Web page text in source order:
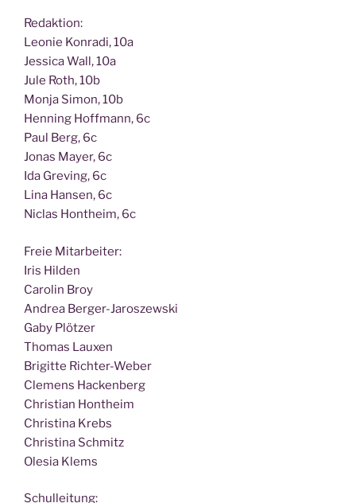
Redak­ti­on:
Leo­nie Kon­ra­di, 10a
Jes­si­ca Wall, 10a
Jule Roth, 10b
Mon­ja Simon, 10b
Hen­ning Hoff­mann, 6c
Paul Berg, 6c
Jonas May­er, 6c
Ida Gre­ving, 6c
Lina Han­sen, 6c
Nic­las Hont­heim, 6c
Freie Mit­ar­bei­ter:
Iris Hilden
Caro­lin Broy
Andrea Berger-Jaroszewski
Gaby Plötzer
Tho­mas Lauxen
Bri­git­te Richter-Weber
Cle­mens Hackenberg
Chris­ti­an Hontheim
Chris­ti­na Krebs
Chris­ti­na Schmitz
Ole­sia Klems
Schul­lei­tung: